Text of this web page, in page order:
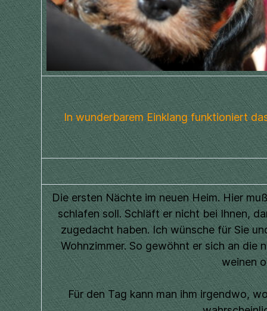
In wunderbarem Einklang funktioniert
Die ersten Nächte im neuen Heim. Hier
schlafen soll. Schläft er nicht bei Ihnen,
zugedacht haben. Ich wünsche für Sie
Wohnzimmer. So gewöhnt er sich an die
weinen
Für den Tag kann man ihm irgendwo,